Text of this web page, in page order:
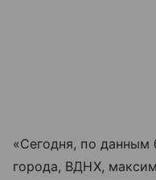
«Сегодня, по данным
города, ВДНХ,